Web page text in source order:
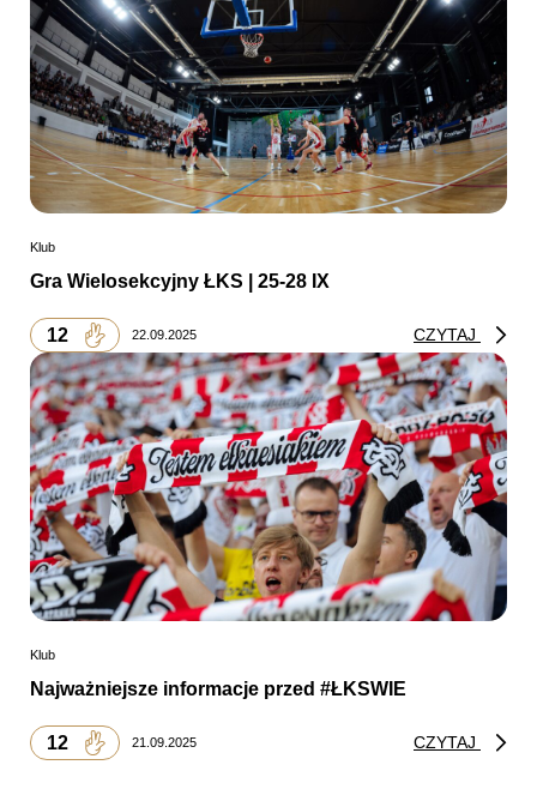
Klub
Gra Wielosekcyjny ŁKS | 25-28 IX
12 22.09.2025 CZYTAJ
Klub
Najważniejsze informacje przed #ŁKSWIE
12 21.09.2025 CZYTAJ